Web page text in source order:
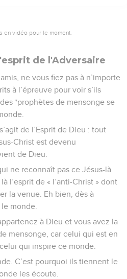
en vidéo pour le moment.
de l'Adversaire
ne vous fiez pas à n’importe
à l’épreuve pour voir s’ils
*prophètes de mensonge se
de l’Esprit de Dieu : tout
Christ est devenu
de Dieu.
ne reconnaît pas ce Jésus-là
l’esprit de « l’anti-Christ » dont
la venue. Eh bien, dès à
monde.
à Dieu et vous avez la
mensonge, car celui qui est en
qui inspire ce monde.
C’est pourquoi ils tiennent le
les écoute.